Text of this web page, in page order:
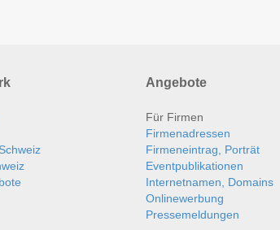
Angebote
Für Firmen
Firmenadressen
Firmeneintrag, Porträt
Eventpublikationen
Internetnamen, Domains
Onlinewerbung
Pressemeldungen